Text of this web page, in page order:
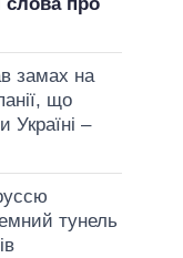
слова про
замах на
що
Україні –
тунель